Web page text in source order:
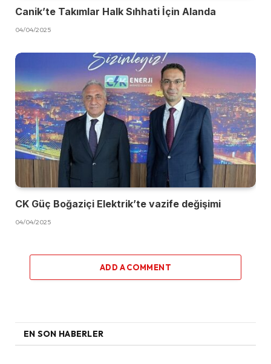
Canik’te Takımlar Halk Sıhhati İçin Alanda
04/04/2025
CK Güç Boğaziçi Elektrik’te vazife değişimi
04/04/2025
ADD A COMMENT
EN SON HABERLER